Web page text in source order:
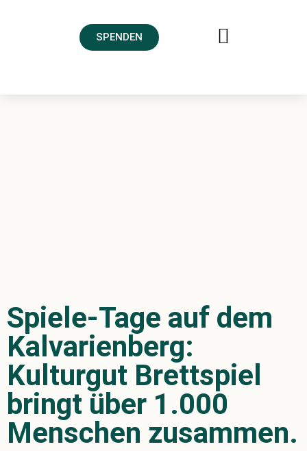
SPENDEN
Spiele-Tage auf dem
Kalvarienberg:
Kulturgut Brettspiel
bringt über 1.000
Menschen zusammen.